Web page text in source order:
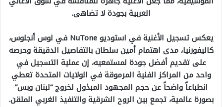
العربية بجودة لا تضاهى.
يعكس تسجيل الأغنية في استوديو NuTone في لوس أنجلوس،
كاليفورنيا، مدى اهتمام أمين سلطان بالتفاصيل الدقيقة وحرصه
على تقديم أفضل جودة لمستمعيه، إن عملية التسجيل في
واحد من المراكز الفنية المرموقة في الولايات المتحدة تعطي
انطباعاً واضحاً عن حجم المجهود المبذول لخروج “لبنان وبس”
بصورة عالمية، تجمع بين الروح الشرقية والتنفيذ الغربي المتقن.